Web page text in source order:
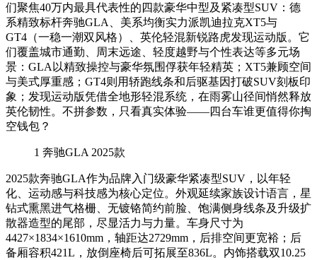
们聚焦40万内最具代表性的四款豪华中型及紧凑型SUV：德
系精致标杆奔驰GLA、美系均衡实力派凯迪拉克XT5与
GT4（一稳一潮双风格）、英伦轻混新锐路虎发现运动版。它
们覆盖城市通勤、周末远途、轻度越野与个性表达等多元场
景：GLA以精致操控与豪华氛围俘获年轻精英；XT5兼顾空间
与美式厚重感；GT4则用轿跑线条和后驱基因打破SUV刻板印
象；发现运动版凭借全地形轻混系统，在雨雾山径间悄然释放
英伦韧性。不拼参数，只看真实体验——四台车谁更值得你掏
空钱包？
1 奔驰GLA 2025款
2025款奔驰GLA作为品牌入门级豪华紧凑型SUV，以年轻
化、运动感与科技感为核心定位。外观延续家族设计语言，星
钻式熏黑进气格栅、无镀铬简约前脸、饱满侧身线条及升级扩
散器造型的尾部，尽显活力与力量。车身尺寸为
4427×1834×1610mm，轴距达2729mm，后排空间更宽裕；后
备厢容积421L，放倒座椅后可拓展至836L。内饰搭载双10.25